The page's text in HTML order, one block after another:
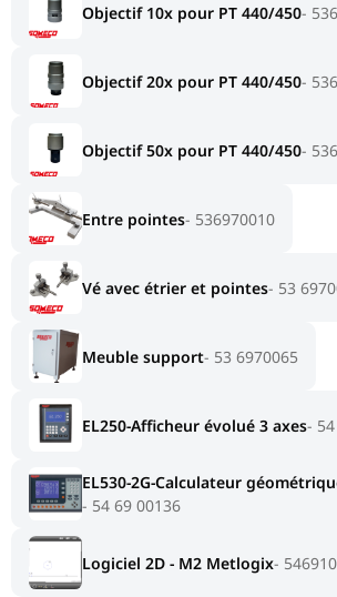
Objectif 10x pour PT 440/450
Objectif 20x pour PT 440/450
Objectif 50x pour PT 440/450
Entre pointes 536970010
Vé avec étrier et pointes 53
Meuble support 53 6970065
EL250-Afficheur évolué 3 axes
EL530-2G-Calculateur
54 69 00136
Logiciel 2D - M2 Metlogix